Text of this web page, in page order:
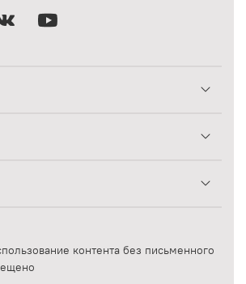
контента без письменного